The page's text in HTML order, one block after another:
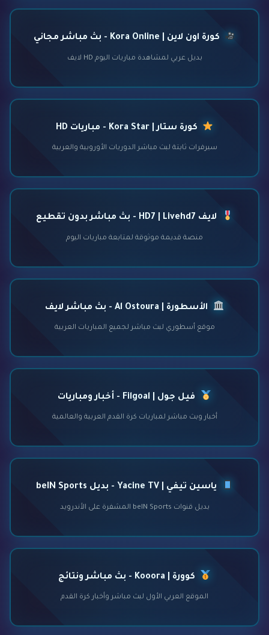
كورة اون لاين | Kora Online - بث مباشر مجاني
بديل عربي لمشاهدة مباريات اليوم HD لايف
كورة ستار | Kora Star - مباريات HD
سيرفرات ثابتة لبث مباشر الدوريات الأوروبية والعربية
لايف HD7 | Livehd7 - بث مباشر بدون تقطيع
منصة قديمة موثوقة لمتابعة مباريات اليوم
الأسطورة | Al Ostoura - بث مباشر لايف
موقع أسطوري لبث مباشر لجميع المباريات العربية
فيل جول | Filgoal - أخبار ومباريات
أخبار وبث مباشر لمباريات كرة القدم العربية والعالمية
ياسين تيفي | Yacine TV - بديل beIN Sports
بديل قنوات beIN Sports المشفرة على الأندرويد
كوورة | Kooora - بث مباشر ونتائج
الموقع العربي الأول لبث مباشر وأخبار كرة القدم